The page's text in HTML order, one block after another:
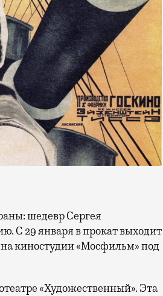
С 29 января в прокат выходит
на киностудии «Мосфильм» под
«Художественный». Эта